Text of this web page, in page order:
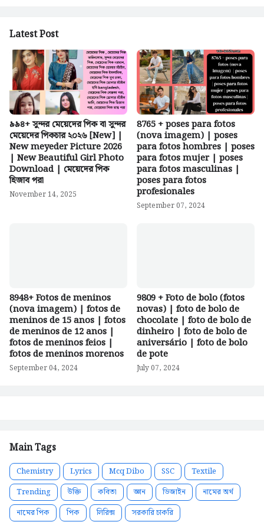
Latest Post
৯৯৪+ সুন্দর মেয়েদের পিক বা সুন্দর
মেয়েদের পিকচার ২০২৬ [New] |
New meyeder Picture 2026
| New Beautiful Girl Photo
Download | মেয়েদের পিক
হিজাব পরা
November 14, 2025
8765 + poses para fotos
(nova imagem) | poses
para fotos hombres | poses
para fotos mujer | poses
para fotos masculinas |
poses para fotos
profesionales
September 07, 2024
8948+ Fotos de meninos
(nova imagem) | fotos de
meninos de 15 anos | fotos
de meninos de 12 anos |
fotos de meninos feios |
fotos de meninos morenos
September 04, 2024
9809 + Foto de bolo (fotos
novas) | foto de bolo de
chocolate | foto de bolo de
dinheiro | foto de bolo de
aniversário | foto de bolo
de pote
July 07, 2024
Main Tags
Chemistry Lyrics Mcq Dibo SSC
Textile
Trending
উক্তি কবিতা জ্ঞান ডিজাইন
নামের অর্থ
নামের পিক
পিক লিরিক্স সরকারি চাকরি